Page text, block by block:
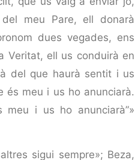
meu Pare, ell donarà
dues vegades, ens
Veritat, ell us conduirà en
del que haurà sentit i us
és meu i us ho anunciarà.
i us ho anunciarà”»
sigui sempre»; Beza,